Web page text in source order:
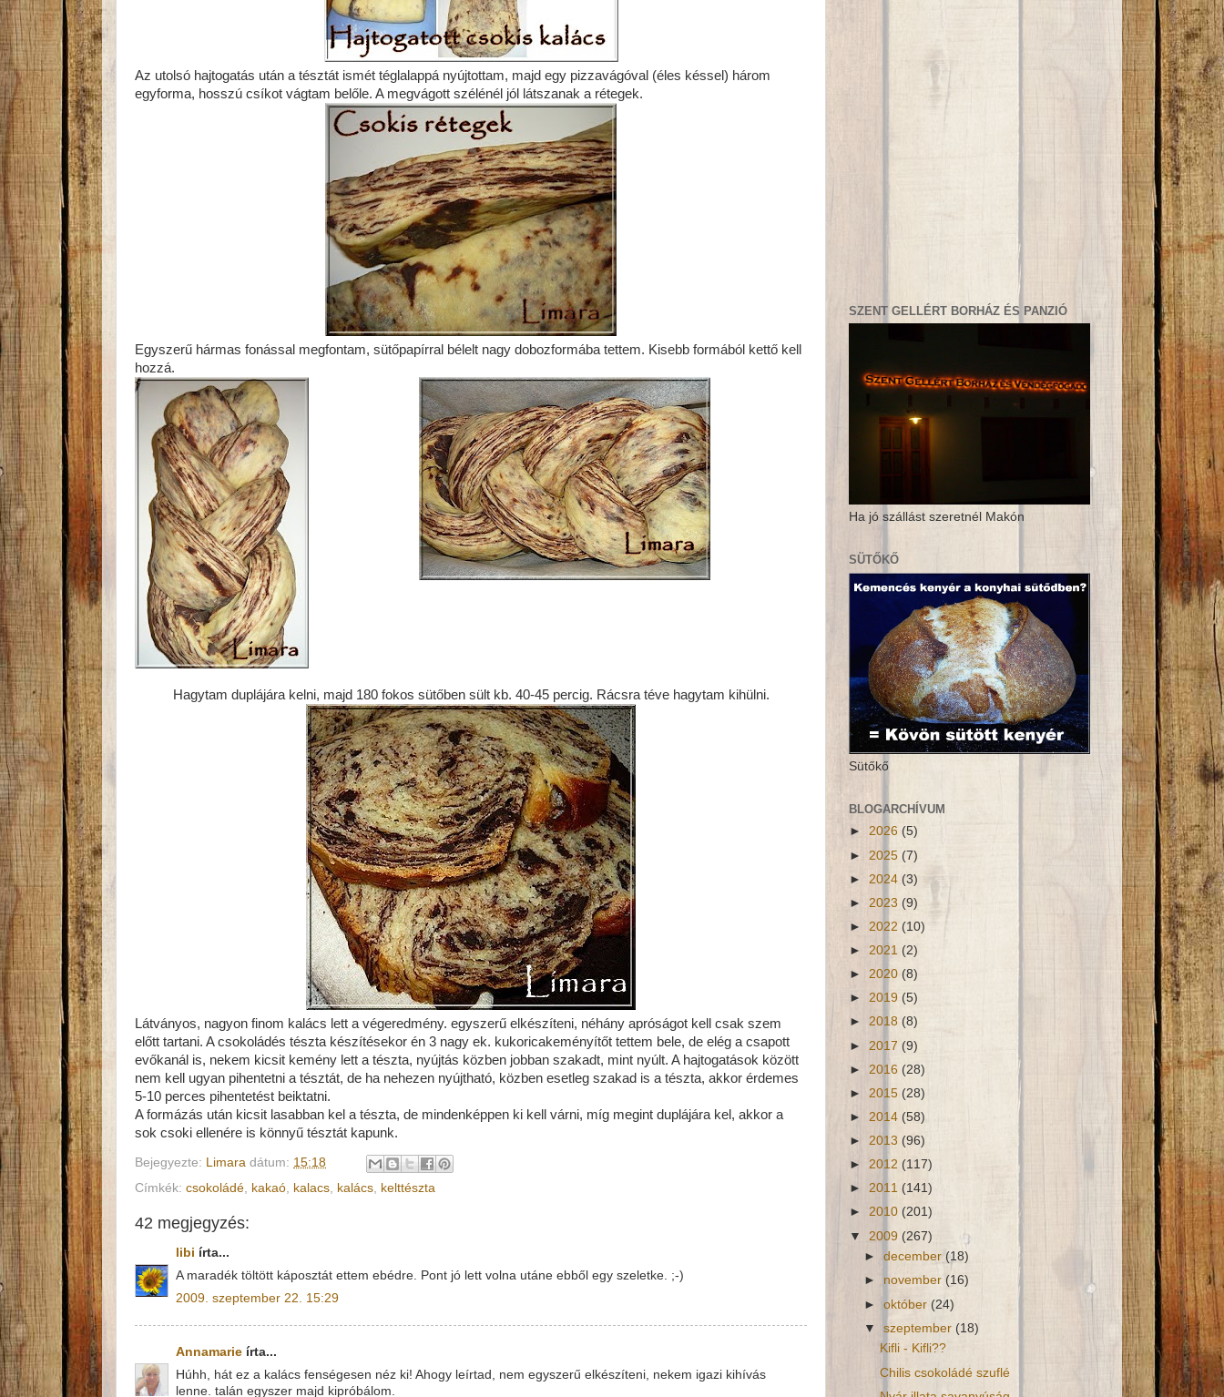
Az utolsó hajtogatás után a tésztát ismét téglalappá nyújtottam, majd egy pizzavágóval (éles késsel) három
egyforma, hosszú csíkot vágtam belőle. A megvágott szélénél jól látszanak a rétegek.
Egyszerű hármas fonással megfontam, sütőpapírral bélelt nagy dobozformába tettem. Kisebb formából kettő kell
hozzá.
Hagytam duplájára kelni, majd 180 fokos sütőben sült kb. 40-45 percig. Rácsra téve hagytam kihülni.
Látványos, nagyon finom kalács lett a végeredmény. egyszerű elkészíteni, néhány apróságot kell csak szem
előtt tartani. A csokoládés tészta készítésekor én 3 nagy ek. kukoricakeményítőt tettem bele, de elég a csapott
evőkanál is, nekem kicsit kemény lett a tészta, nyújtás közben jobban szakadt, mint nyúlt. A hajtogatások között
nem kell ugyan pihentetni a tésztát, de ha nehezen nyújtható, közben esetleg szakad is a tészta, akkor érdemes
5-10 perces pihentetést beiktatni.
A formázás után kicsit lasabban kel a tészta, de mindenképpen ki kell várni, míg megint duplájára kel, akkor a
sok csoki ellenére is könnyű tésztát kapunk.
Bejegyezte: Limara dátum: 15:18
Címkék: csokoládé kakaó kalacs kalács kelttészta
42 megjegyzés:
libi írta...
A maradék töltött káposztát ettem ebédre. Pont jó lett volna utáne ebből egy szeletke. ;-)
2009. szeptember 22. 15:29
Annamarie írta...
Húhh, hát ez a kalács fenségesen néz ki! Ahogy leírtad, nem egyszerű elkészíteni, nekem igazi kihívás
lenne. talán egyszer majd kipróbálom.
SZENT GELLÉRT BORHÁZ ÉS PANZIÓ
Ha jó szállást szeretnél Makón
SÜTŐKŐ
Sütőkő
BLOGARCHÍVUM
► 2026 (5)
► 2025 (7)
► 2024 (3)
► 2023 (9)
► 2022 (10)
► 2021 (2)
► 2020 (8)
► 2019 (5)
► 2018 (8)
► 2017 (9)
► 2016 (28)
► 2015 (28)
► 2014 (58)
► 2013 (96)
► 2012 (117)
► 2011 (141)
► 2010 (201)
▼ 2009 (267)
►december (18)
► november(16)
►október (24)
▼szeptember (18)
Kifli - Kifli??
Chilis csokoládé szuflé